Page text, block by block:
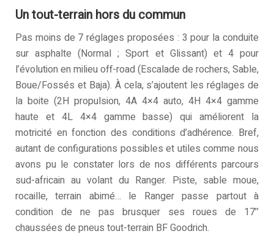
Un tout-terrain hors du commun
Pas moins de 7 réglages proposées : 3 pour la conduite
sur asphalte (Normal ; Sport et Glissant) et 4 pour
l’évolution en milieu off-road (Escalade de rochers, Sable,
Boue/Fossés et Baja). À cela, s’ajoutent les réglages de
la boite (2H propulsion, 4A 4×4 auto, 4H 4×4 gamme
haute et 4L 4×4 gamme basse) qui améliorent la
motricité en fonction des conditions d’adhérence. Bref,
autant de configurations possibles et utiles comme nous
avons pu le constater lors de nos différents parcours
sud-africain au volant du Ranger. Piste, sable moue,
rocaille, terrain abimé… le Ranger passe partout à
condition de ne pas brusquer ses roues de 17’’
chaussées de pneus tout-terrain BF Goodrich.